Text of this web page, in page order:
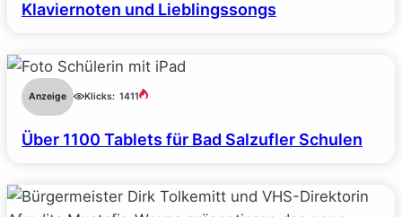
Klaviernoten und Lieblingssongs
Anzeige Klicks: 1411
Über 1100 Tablets für Bad Salzufler Schulen